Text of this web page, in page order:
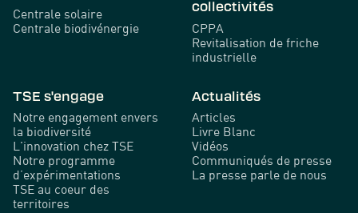
Centrale solaire
Centrale biodivénergie
collectivités
CPPA
Revitalisation de friche
industrielle
TSE s'engage
Notre engagement envers
la biodiversité
L'innovation chez TSE
Notre programme
d’expérimentations
TSE au coeur des
territoires
Actualités
Articles
Livre Blanc
Vidéos
Communiqués de presse
La presse parle de nous